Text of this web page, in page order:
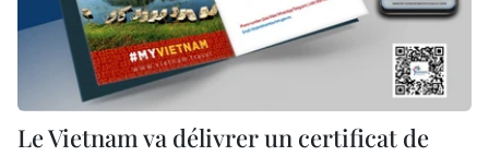
Le Vietnam va délivrer un certificat de